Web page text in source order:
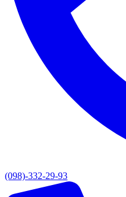
(098)-332-29-93